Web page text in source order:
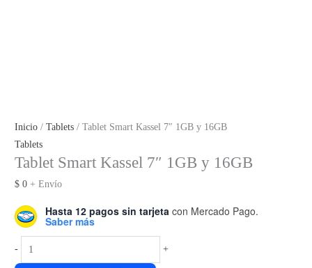
Inicio /Tablets / Tablet Smart Kassel 7″ 1GB y 16GB
Tablets
Tablet Smart Kassel 7″ 1GB y 16GB
$ 0 + Envío
Hasta 12 pagos sin tarjeta con Mercado Pago.
Saber más
-
Tablet
Smart
+